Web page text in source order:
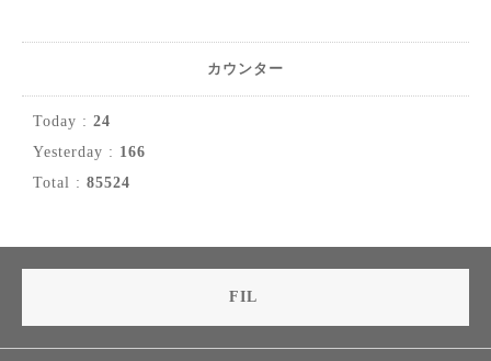
カウンター
Today : 24
Yesterday : 166
Total : 85524
FIL